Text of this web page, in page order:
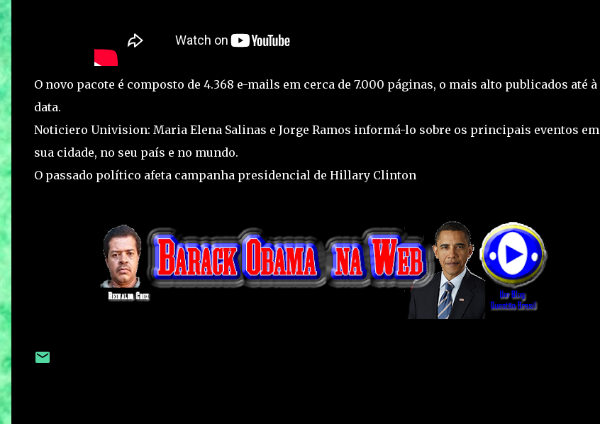
O novo pacote é composto de 4.368 e-mails em cerca de 7.000 páginas, o mais alto publicados até à
data.
Noticiero Univision: Maria Elena Salinas e Jorge Ramos informá-lo sobre os principais eventos em
sua cidade, no seu país e no mundo.
O passado político afeta campanha presidencial de Hillary Clinton